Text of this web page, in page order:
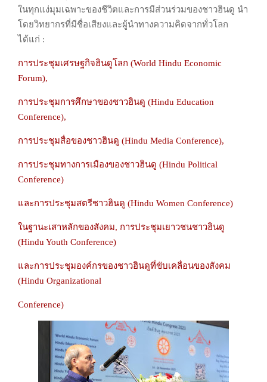
ในทุกแง่มุมเฉพาะของชีวิตและการมีส่วนร่วมของชาวฮินดู นำ
โดยวิทยากรที่มีชื่อเสียงและผู้นำทางความคิดจากทั่วโลก
ได้แก่ :
การประชุมเศรษฐกิจฮินดูโลก (World Hindu Economic
Forum),
การประชุมการศึกษาของชาวฮินดู (Hindu Education
Conference),
การประชุมสื่อของชาวฮินดู (Hindu Media Conference),
การประชุมทางการเมืองของชาวฮินดู (Hindu Political
Conference)
และการประชุมสตรีชาวฮินดู (Hindu Women Conference)
ในฐานะเสาหลักของสังคม, การประชุมเยาวชนชาวฮินดู
(Hindu Youth Conference)
และการประชุมองค์กรของชาวฮินดูที่ขับเคลื่อนของสังคม
(Hindu Organizational
Conference)